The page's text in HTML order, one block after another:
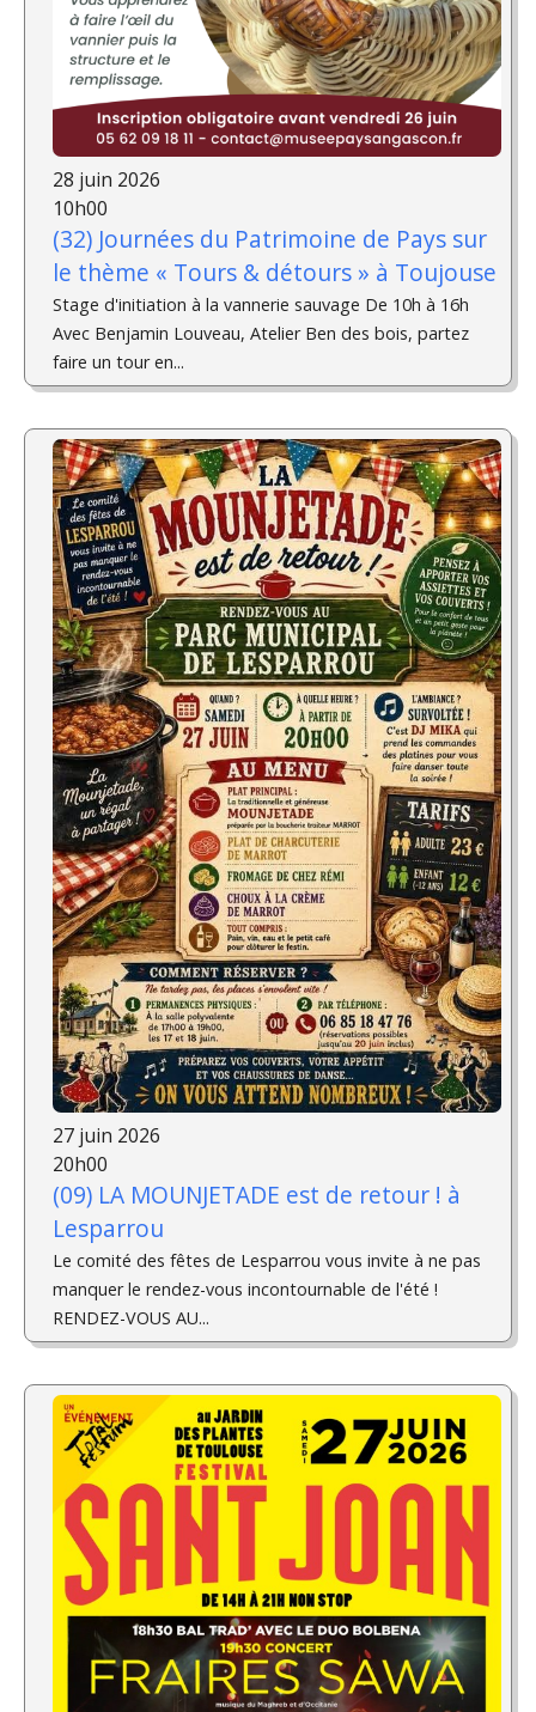
28 juin 2026
10h00
(32) Journées du Patrimoine de Pays sur
le thème « Tours & détours » à Toujouse
Stage d'initiation à la vannerie sauvage De 10h à 16h
Avec Benjamin Louveau, Atelier Ben des bois, partez
faire un tour en...
27 juin 2026
20h00
(09) LA MOUNJETADE est de retour ! à
Lesparrou
Le comité des fêtes de Lesparrou vous invite à ne pas
manquer le rendez-vous incontournable de l'été !
RENDEZ-VOUS AU...